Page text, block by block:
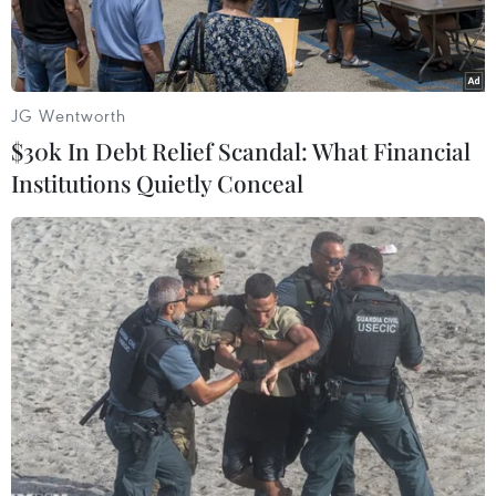
Người dân đổ ra đường do lo ngại dư chấn sau trận động đất
ở Wellington, New Zealand sáng 14/11. (Nguồn: AP/TTXVN)
Đại sứ Việt Nam tại New Zealand Nguyễn Việt
Dũng xác nhận đến thời điểm hiện tại không có
người Việt nào bị thương vong trong các trận
JG Wentworth
$30k In Debt Relief Scandal: What Financial
Institutions Quietly Conceal